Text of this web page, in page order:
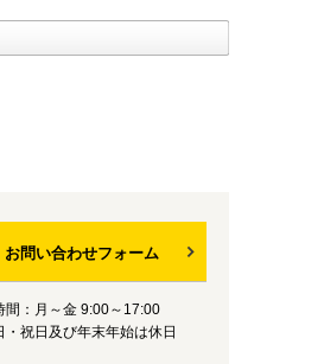
お問い合わせフォーム
間：月～金 9:00～17:00
・祝日及び年末年始は休日